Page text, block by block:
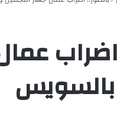
بالسويس